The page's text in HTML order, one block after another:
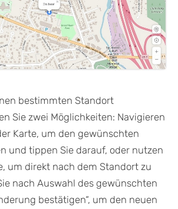
bestimmten Standort
Sie zwei Möglichkeiten: Navigieren
Karte, um den gewünschten
und tippen Sie darauf, oder nutzen
um direkt nach dem Standort zu
nach Auswahl des gewünschten
bestätigen“, um den neuen